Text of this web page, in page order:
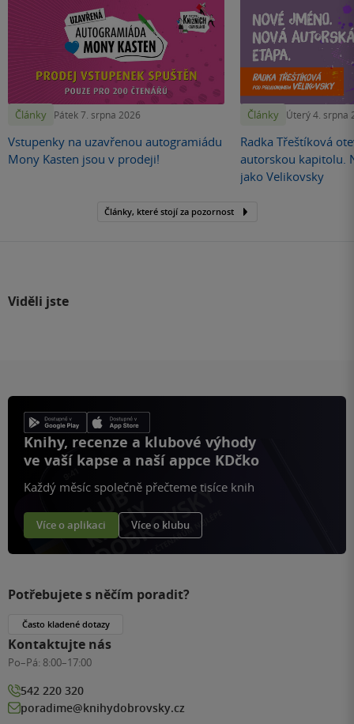
Články Pátek 7. srpna 2026
Vstupenky na uzavřenou autogramiádu
Mony Kasten jsou v prodeji!
Články Úterý 4. srpna
Radka Třeštíková
autorskou kapitolu.
jako Velikovsky
Články, které stojí za pozornost
Viděli jste
Knihy, recenze a klubové výhody
ve vaší kapse a naší appce KDčko
Každý měsíc společně přečteme tisíce knih
Více o aplikaci Více o klubu
Potřebujete s něčím poradit?
Často kladené dotazy
Kontaktujte nás
Po–Pá: 8:00–17:00
542 220 320
poradime@knihydobrovsky.cz